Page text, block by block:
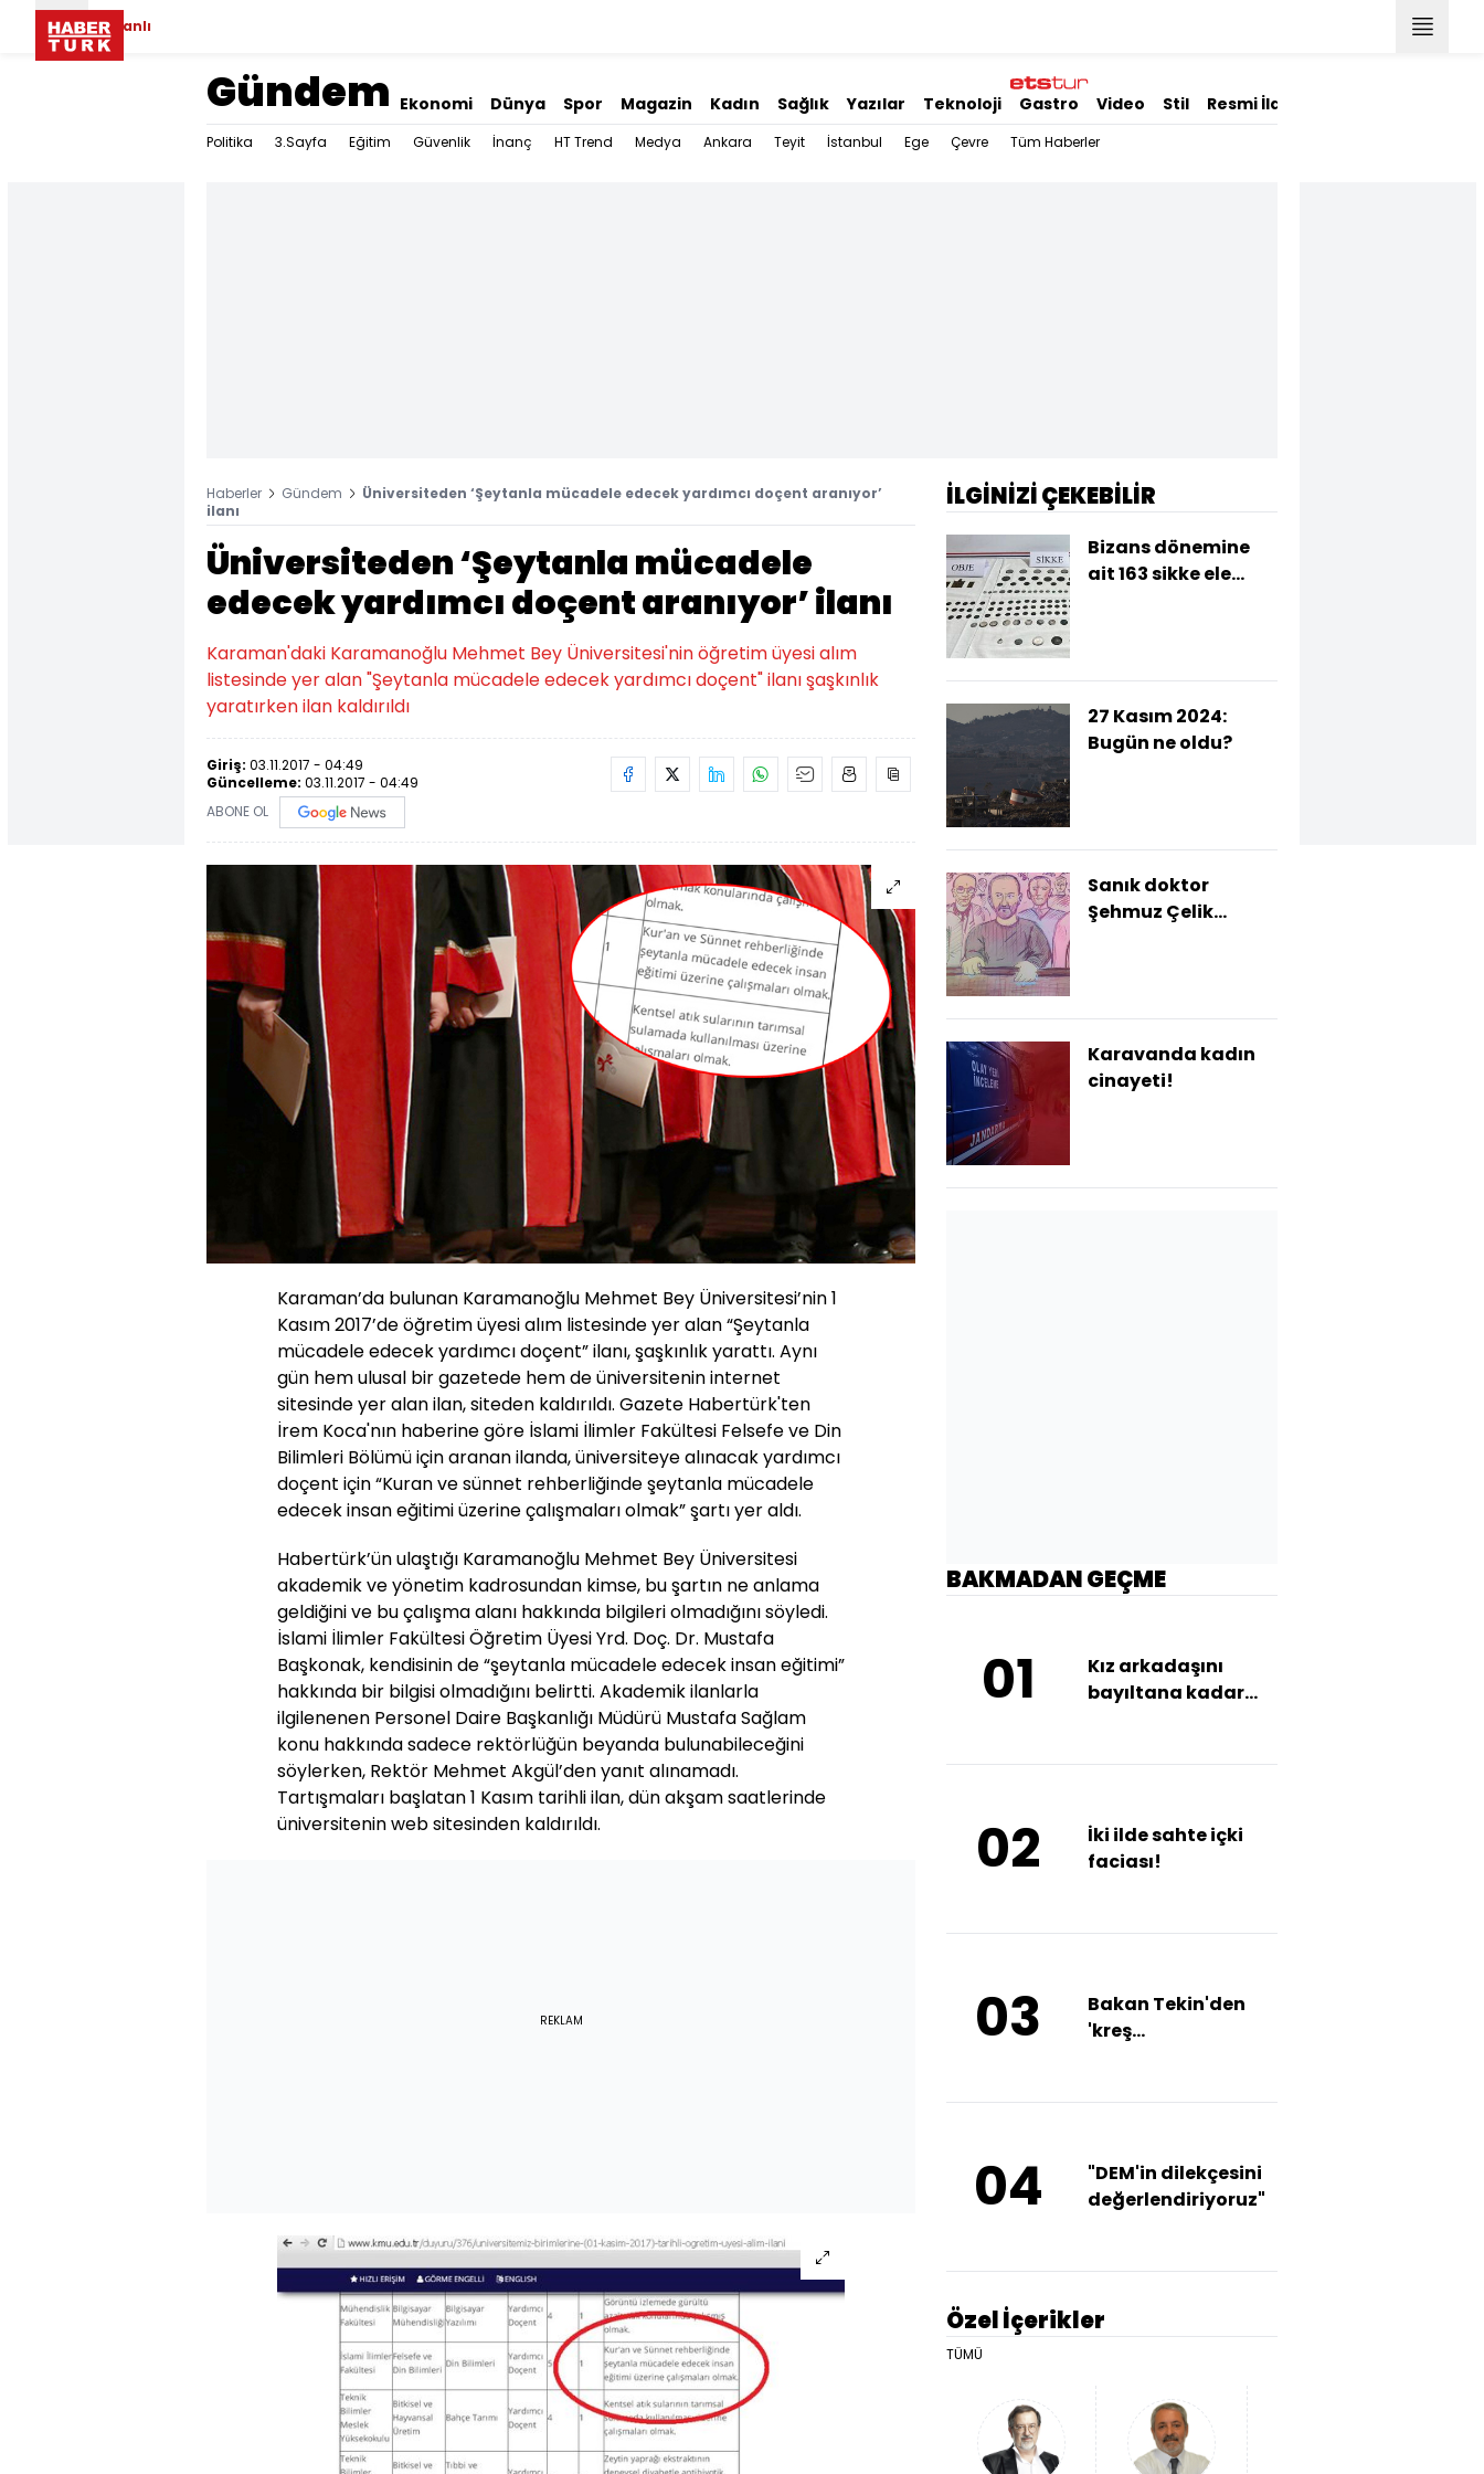
Canlı
Gündem Ekonomi Dünya Spor Magazin Kadın Sağlık Yazılar Teknoloji Gastro Video Stil Resmi İlanlar
Politika 3.Sayfa Eğitim Güvenlik İnanç HT Trend Medya Ankara Teyit İstanbul Ege Çevre Tüm Haberler
Haberler Gündem
Üniversiteden ‘Şeytanla mücadele edecek yardımcı doçent aranıyor’
ilanı
Üniversiteden ‘Şeytanla mücadele
edecek yardımcı doçent aranıyor’ ilanı
Karaman'daki Karamanoğlu Mehmet Bey Üniversitesi'nin öğretim üyesi alım
listesinde yer alan "Şeytanla mücadele edecek yardımcı doçent" ilanı şaşkınlık
yaratırken ilan kaldırıldı
Giriş: 03.11.2017 - 04:49
Güncelleme: 03.11.2017 - 04:49
ABONE OL
Karaman’da bulunan Karamanoğlu Mehmet Bey Üniversitesi’nin 1
Kasım 2017’de öğretim üyesi alım listesinde yer alan “Şeytanla
mücadele edecek yardımcı doçent” ilanı, şaşkınlık yarattı. Aynı
gün hem ulusal bir gazetede hem de üniversitenin internet
sitesinde yer alan ilan, siteden kaldırıldı. Gazete Habertürk'ten
İrem Koca'nın haberine göre İslami İlimler Fakültesi Felsefe ve Din
Bilimleri Bölümü için aranan ilanda, üniversiteye alınacak yardımcı
doçent için “Kuran ve sünnet rehberliğinde şeytanla mücadele
edecek insan eğitimi üzerine çalışmaları olmak” şartı yer aldı.
Habertürk’ün ulaştığı Karamanoğlu Mehmet Bey Üniversitesi
akademik ve yönetim kadrosundan kimse, bu şartın ne anlama
geldiğini ve bu çalışma alanı hakkında bilgileri olmadığını söyledi.
İslami İlimler Fakültesi Öğretim Üyesi Yrd. Doç. Dr. Mustafa
Başkonak, kendisinin de “şeytanla mücadele edecek insan eğitimi”
hakkında bir bilgisi olmadığını belirtti. Akademik ilanlarla
ilgilenenen Personel Daire Başkanlığı Müdürü Mustafa Sağlam
konu hakkında sadece rektörlüğün beyanda bulunabileceğini
söylerken, Rektör Mehmet Akgül’den yanıt alınamadı.
Tartışmaları başlatan 1 Kasım tarihli ilan, dün akşam saatlerinde
üniversitenin web sitesinden kaldırıldı.
REKLAM
Özel İçerikler
TÜMÜ
İLGİNİZİ ÇEKEBİLİR
Bizans dönemine
ait 163 sikke ele
27 Kasım 2024:
Bugün ne oldu?
Sanık doktor
Şehmuz Çelik
ölmüş!
Karavanda kadın
cinayeti!
BAKMADAN GEÇME
01
Kız arkadaşını
bayıltana kadar
02
İki ilde sahte içki
faciası!
03
Bakan Tekin'den
'kreş
04
"DEM'in dilekçesini
değerlendiriyoruz"